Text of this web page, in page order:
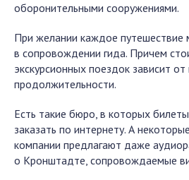
оборонительными сооружениями.
При желании каждое путешествие
в сопровождении гида. Причем
экскурсионных поездок зависит
продолжительности.
Есть такие бюро, в которых
заказать по интернету. А
компании предлагают даже
о Кронштадте, сопровождаемые